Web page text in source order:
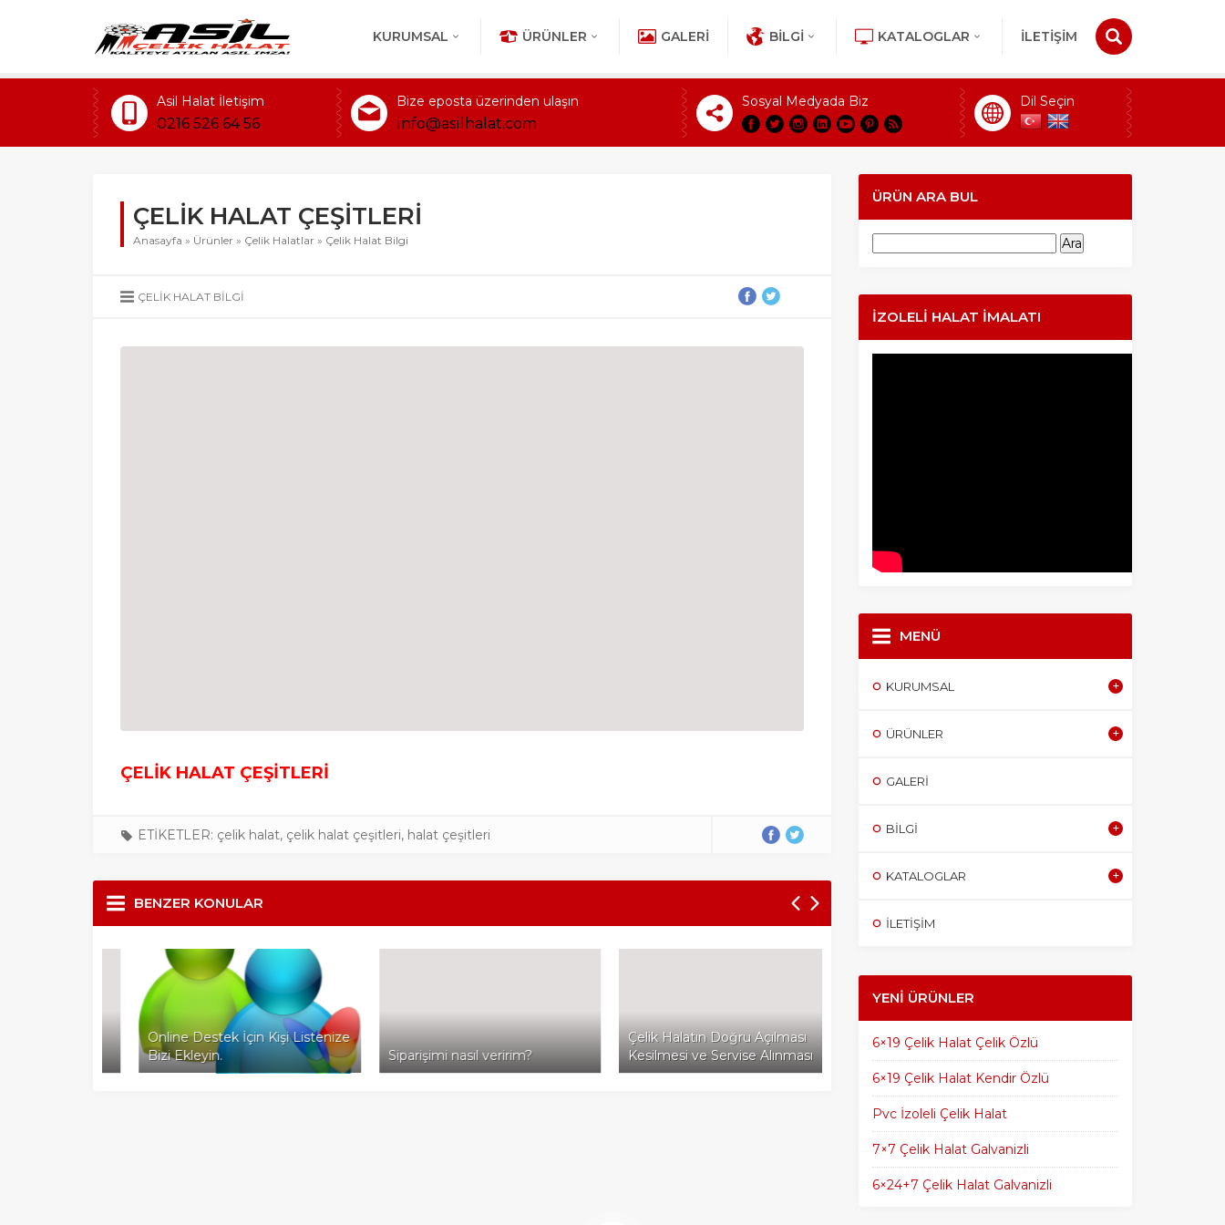
KURUMSAL ÜRÜNLER GALERI BILGI KATALOGLAR İLETİŞİM
Asil Halat İletişim
0216 526 64 56
Bize eposta üzerinden ulaşın
info@asilhalat.com
Sosyal Medyada Biz Dil Seçin
ÇELİK HALAT ÇEŞİTLERİ
Anasayfa » Ürünler » Çelik Halatlar » Çelik Halat Bilgi
ÇELIK HALAT BILGI
ÇELİK HALAT ÇEŞİTLERİ
ETİKETLER: çelik halat, çelik halat çeşitleri, halat çeşitleri
BENZER KONULAR
Online Destek İçin Kişi Listenize
Bizi Ekleyin.
Siparişimi nasıl veririm?
Çelik Halatın Doğru Açılması
Kesilmesi ve Servise Alınması
Çelik Halatın Uygun Çalışma
ÜRÜN ARA BUL
İZOLELI HALAT İMALATI
MENÜ
KURUMSAL
ÜRÜNLER
GALERI
BILGI
KATALOGLAR
İLETİŞİM
YENI ÜRÜNLER
6×19 Çelik Halat Çelik Özlü
6×19 Çelik Halat Kendir Özlü
Pvc İzoleli Çelik Halat
7×7 Çelik Halat Galvanizli
6×24+7 Çelik Halat Galvanizli